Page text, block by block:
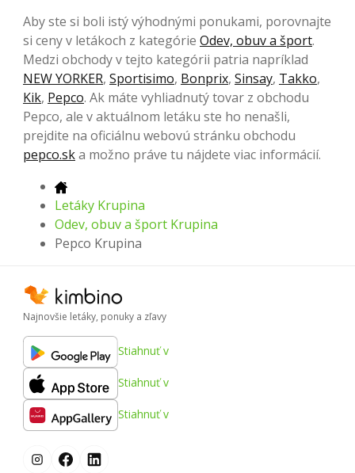
Aby ste si boli istý výhodnými ponukami, porovnajte
si ceny v letákoch z kategórie Odev, obuv a šport.
Medzi obchody v tejto kategórii patria napríklad
NEW YORKER, Sportisimo, Bonprix, Sinsay, Takko,
Kik, Pepco. Ak máte vyhliadnutý tovar z obchodu
Pepco, ale v aktuálnom letáku ste ho nenašli,
prejdite na oficiálnu webovú stránku obchodu
pepco.ska možno práve tu nájdete viac informácií.
Letáky Krupina
Odev, obuv a šport Krupina
Pepco Krupina
Najnovšie letáky, ponuky a zľavy
Stiahnuť v
Stiahnuť v
Stiahnuť v